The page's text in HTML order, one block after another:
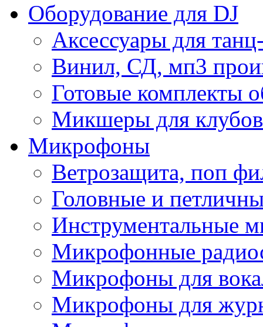
Оборудование для DJ
Аксессуары для
Винил, СД, мп3
Готовые комплекты
Микшеры для клубов
Микрофоны
Ветрозащита, поп
Головные и
Инструментальные
Микрофонные
Микрофоны для
Микрофоны для